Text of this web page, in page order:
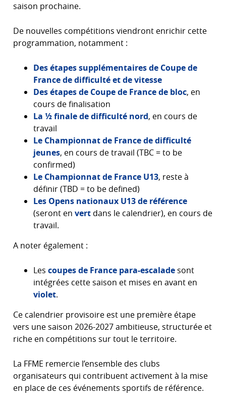
saison prochaine.
De nouvelles compétitions viendront enrichir cette
programmation, notamment :
Des étapes supplémentaires de Coupe de
France de difficulté et de vitesse
Des étapes de Coupe de France de bloc, en
cours de finalisation
La ½ finale de difficulté nord, en cours de
travail
Le Championnat de France de difficulté
jeunes, en cours de travail (TBC = to be
confirmed)
Le Championnat de France U13, reste à
définir (TBD = to be defined)
Les Opens nationaux U13 de référence
(seront en vert dans le calendrier), en cours de
travail.
A noter également :
Les coupes de France para-escaladesont
intégrées cette saison et mises en avant en
violet.
Ce calendrier provisoire est une première étape
vers une saison 2026-2027 ambitieuse, structurée et
riche en compétitions sur tout le territoire.
La FFME remercie l’ensemble des clubs
organisateurs qui contribuent activement à la mise
en place de ces événements sportifs de référence.